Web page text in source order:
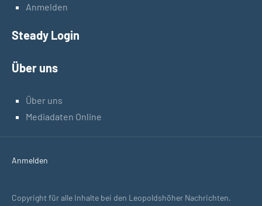
Anmelden
Steady Login
Über uns
Über uns
Mediadaten Online
Anmelden
Copyright für alle Inhalte bei den Leopoldshöher Nachrichten.